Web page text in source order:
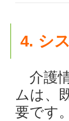
4. シ
介護
ムは、
要です